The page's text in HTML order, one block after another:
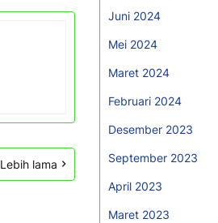
Lebih lama
Juni 2024
Mei 2024
Maret 2024
Februari 2024
Desember 2023
September 2023
April 2023
Maret 2023